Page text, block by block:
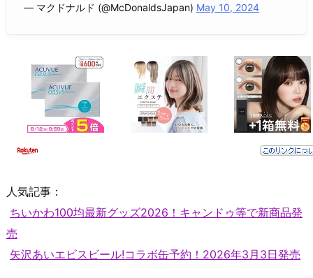
— マクドナルド (@McDonaldsJapan) May 10, 2024
人気記事：
ちいかわ100均最新グッズ2026！キャンドゥ等で新商品発
売
矢沢あいエビスビール!コラボ缶予約！2026年3月3日発売